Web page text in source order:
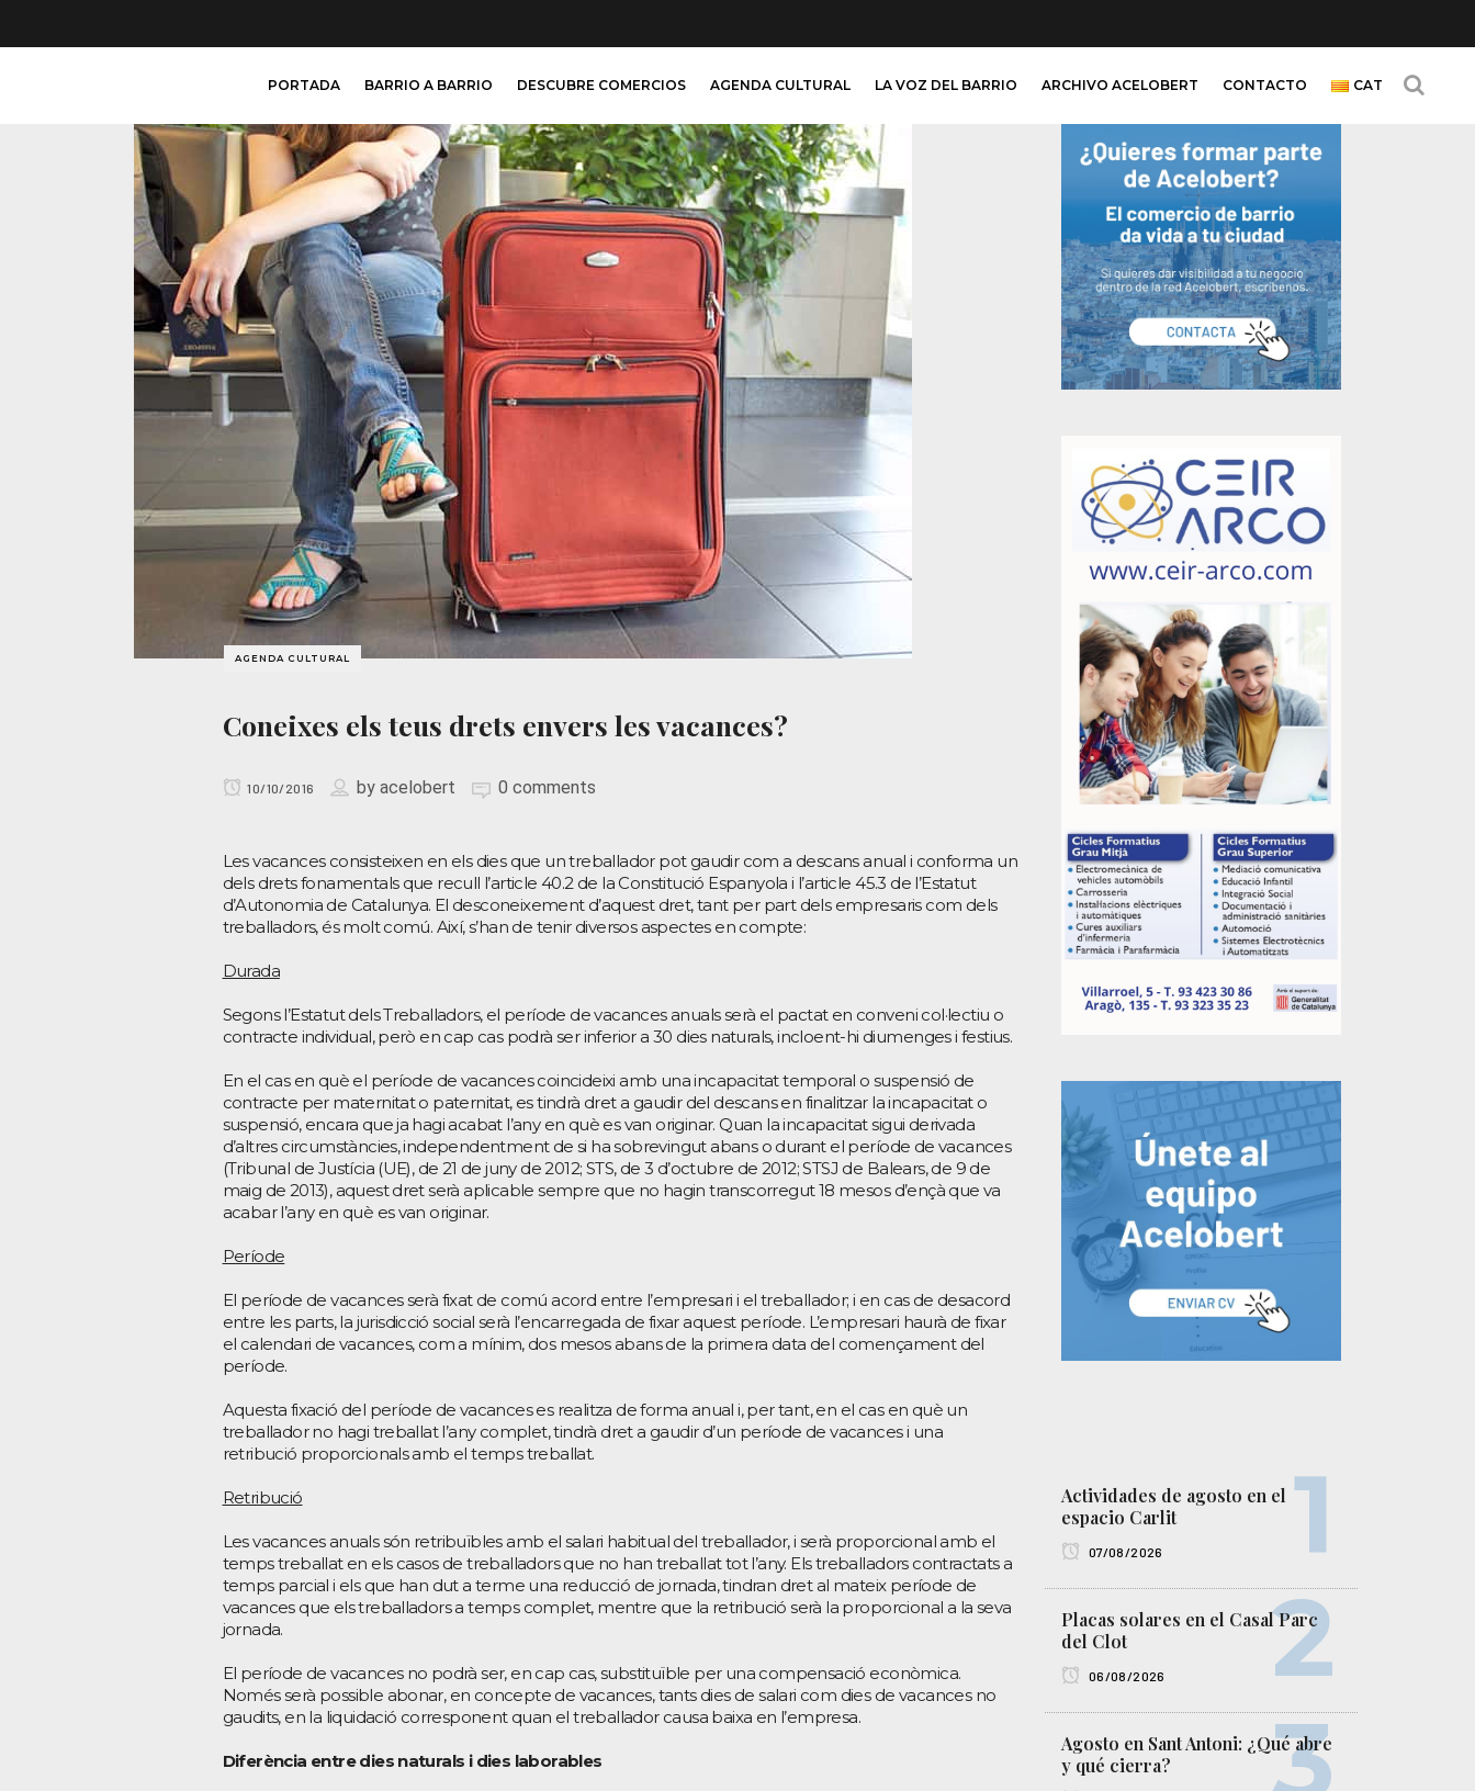
PORTADA BARRIO A BARRIO DESCUBRE COMERCIOS AGENDA CULTURAL LA VOZ DEL BARRIO ARCHIVO ACELOBERT CONTACTO CAT
AGENDA CULTURAL
Coneixes els teus drets envers les vacances?
10/10/2016 byacelobert 0 comments
Les vacances consisteixen en els dies que un treballador pot gaudir com a descans anual i conforma un
dels drets fonamentals que recull l’article 40.2 de la Constitució Espanyola i l’article 45.3 de l’Estatut
d’Autonomia de Catalunya. El desconeixement d’aquest dret, tant per part dels empresaris com dels
treballadors, és molt comú. Així, s’han de tenir diversos aspectes en compte:
Durada
Segons l’Estatut dels Treballadors, el període de vacances anuals serà el pactat en conveni col·lectiu o
contracte individual, però en cap cas podrà ser inferior a 30 dies naturals, incloent-hi diumenges i festius.
En el cas en què el període de vacances coincideixi amb una incapacitat temporal o suspensió de
contracte per maternitat o paternitat, es tindrà dret a gaudir del descans en finalitzar la incapacitat o
suspensió, encara que ja hagi acabat l’any en què es van originar. Quan la incapacitat sigui derivada
d’altres circumstàncies, independentment de si ha sobrevingut abans o durant el període de vacances
(Tribunal de Justícia (UE), de 21 de juny de 2012; STS, de 3 d’octubre de 2012; STSJ de Balears, de 9 de
maig de 2013), aquest dret serà aplicable sempre que no hagin transcorregut 18 mesos d’ençà que va
acabar l’any en què es van originar.
Període
El període de vacances serà fixat de comú acord entre l’empresari i el treballador; i en cas de desacord
entre les parts, la jurisdicció social serà l’encarregada de fixar aquest període. L’empresari haurà de fixar
el calendari de vacances, com a mínim, dos mesos abans de la primera data del començament del
període.
Aquesta fixació del període de vacances es realitza de forma anual i, per tant, en el cas en què un
treballador no hagi treballat l’any complet, tindrà dret a gaudir d’un període de vacances i una
retribució proporcionals amb el temps treballat.
Retribució
Les vacances anuals són retribuïbles amb el salari habitual del treballador, i serà proporcional amb el
temps treballat en els casos de treballadors que no han treballat tot l’any. Els treballadors contractats a
temps parcial i els que han dut a terme una reducció de jornada, tindran dret al mateix període de
vacances que els treballadors a temps complet, mentre que la retribució serà la proporcional a la seva
jornada.
El període de vacances no podrà ser, en cap cas, substituïble per una compensació econòmica.
Només serà possible abonar, en concepte de vacances, tants dies de salari com dies de vacances no
gaudits, en la liquidació corresponent quan el treballador causa baixa en l’empresa.
Diferència entre dies naturals i dies laborables
Actividades de agosto en el
espacio Carlit
07/08/2026
Placas solares en el Casal Parc
del Clot
06/08/2026
Agosto en Sant Antoni: ¿Qué abre
y qué cierra?